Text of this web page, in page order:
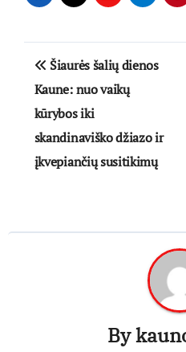
Navigacija
tarp
įrašų
Šiaurės šalių dienos
Kaune: nuo vaikų
kūrybos iki
skandinaviško džiazo ir
įkvepiančių susitikimų
By